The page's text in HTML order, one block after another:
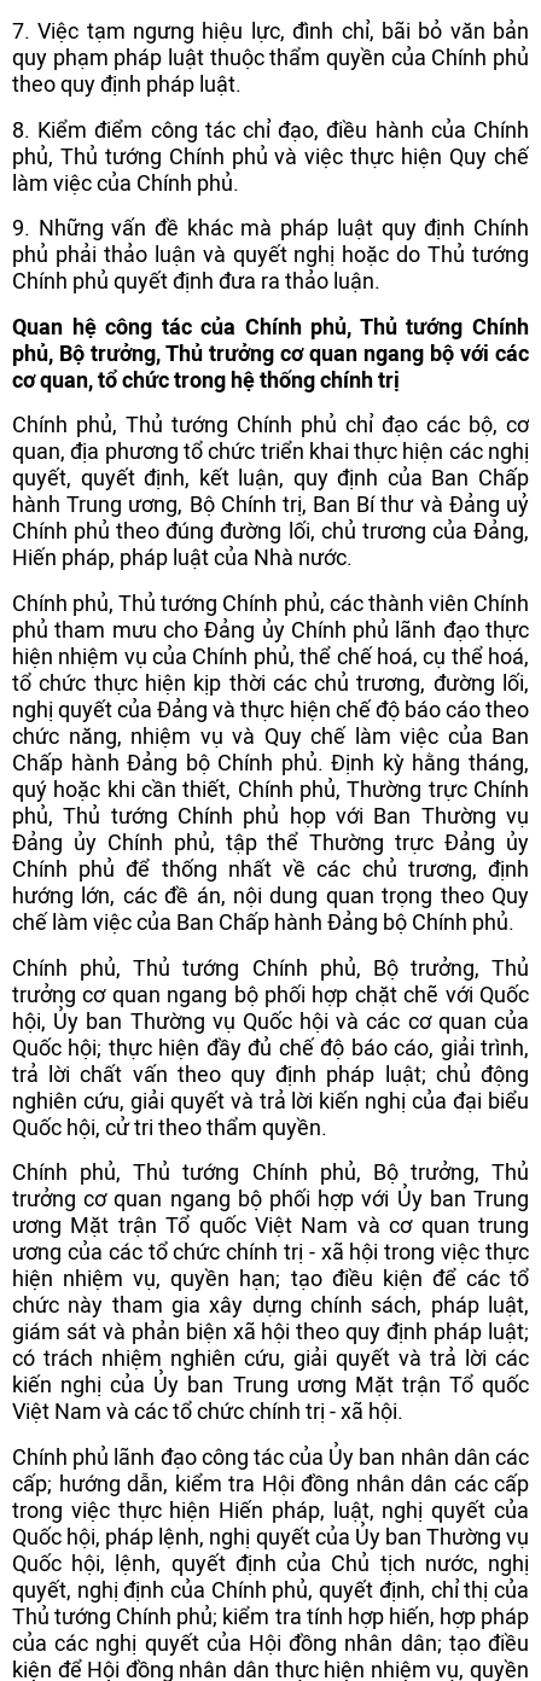
7. Việc tạm ngưng hiệu lực, đình chỉ, bãi bỏ văn bản
quy phạm pháp luật thuộc thẩm quyền của Chính phủ
theo quy định pháp luật.
8. Kiểm điểm công tác chỉ đạo, điều hành của Chính
phủ, Thủ tướng Chính phủ và việc thực hiện Quy chế
làm việc của Chính phủ.
9. Những vấn đề khác mà pháp luật quy định Chính
phủ phải thảo luận và quyết nghị hoặc do Thủ tướng
Chính phủ quyết định đưa ra thảo luận.
Quan hệ công tác của Chính phủ, Thủ tướng Chính
phủ, Bộ trưởng, Thủ trưởng cơ quan ngang bộ với các
cơ quan, tổ chức trong hệ thống chính trị
Chính phủ, Thủ tướng Chính phủ chỉ đạo các bộ, cơ
quan, địa phương tổ chức triển khai thực hiện các nghị
quyết, quyết định, kết luận, quy định của Ban Chấp
hành Trung ương, Bộ Chính trị, Ban Bí thư và Đảng uỷ
Chính phủ theo đúng đường lối, chủ trương của Đảng,
Hiến pháp, pháp luật của Nhà nước.
Chính phủ, Thủ tướng Chính phủ, các thành viên Chính
phủ tham mưu cho Đảng ủy Chính phủ lãnh đạo thực
hiện nhiệm vụ của Chính phủ, thể chế hoá, cụ thể hoá,
tổ chức thực hiện kịp thời các chủ trương, đường lối,
nghị quyết của Đảng và thực hiện chế độ báo cáo theo
chức năng, nhiệm vụ và Quy chế làm việc của Ban
Chấp hành Đảng bộ Chính phủ. Định kỳ hằng tháng,
quý hoặc khi cần thiết, Chính phủ, Thường trực Chính
phủ, Thủ tướng Chính phủ họp với Ban Thường vụ
Đảng ủy Chính phủ, tập thể Thường trực Đảng ủy
Chính phủ để thống nhất về các chủ trương, định
hướng lớn, các đề án, nội dung quan trọng theo Quy
chế làm việc của Ban Chấp hành Đảng bộ Chính phủ.
Chính phủ, Thủ tướng Chính phủ, Bộ trưởng, Thủ
trưởng cơ quan ngang bộ phối hợp chặt chẽ với Quốc
hội, Ủy ban Thường vụ Quốc hội và các cơ quan của
Quốc hội; thực hiện đầy đủ chế độ báo cáo, giải trình,
trả lời chất vấn theo quy định pháp luật; chủ động
nghiên cứu, giải quyết và trả lời kiến nghị của đại biểu
Quốc hội, cử tri theo thẩm quyền.
Chính phủ, Thủ tướng Chính phủ, Bộ trưởng, Thủ
trưởng cơ quan ngang bộ phối hợp với Ủy ban Trung
ương Mặt trận Tổ quốc Việt Nam và cơ quan trung
ương của các tổ chức chính trị - xã hội trong việc thực
hiện nhiệm vụ, quyền hạn; tạo điều kiện để các tổ
chức này tham gia xây dựng chính sách, pháp luật,
giám sát và phản biện xã hội theo quy định pháp luật;
có trách nhiệm nghiên cứu, giải quyết và trả lời các
kiến nghị của Ủy ban Trung ương Mặt trận Tổ quốc
Việt Nam và các tổ chức chính trị - xã hội.
Chính phủ lãnh đạo công tác của Ủy ban nhân dân các
cấp; hướng dẫn, kiểm tra Hội đồng nhân dân các cấp
trong việc thực hiện Hiến pháp, luật, nghị quyết của
Quốc hội, pháp lệnh, nghị quyết của Ủy ban Thường vụ
Quốc hội, lệnh, quyết định của Chủ tịch nước, nghị
quyết, nghị định của Chính phủ, quyết định, chỉ thị của
Thủ tướng Chính phủ; kiểm tra tính hợp hiến, hợp pháp
của các nghị quyết của Hội đồng nhân dân; tạo điều
kiện để Hội đồng nhân dân thực hiện nhiệm vụ, quyền